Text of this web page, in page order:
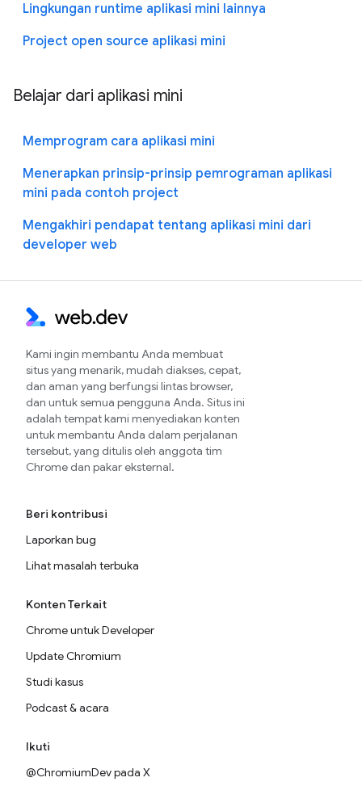
Lingkungan runtime aplikasi mini lainnya
Project open source aplikasi mini
Belajar dari aplikasi mini
Memprogram cara aplikasi mini
Menerapkan prinsip-prinsip pemrograman aplikasi
mini pada contoh project
Mengakhiri pendapat tentang aplikasi mini dari
developer web
Kami ingin membantu Anda membuat
situs yang menarik, mudah diakses, cepat,
dan aman yang berfungsi lintas browser,
dan untuk semua pengguna Anda. Situs ini
adalah tempat kami menyediakan konten
untuk membantu Anda dalam perjalanan
tersebut, yang ditulis oleh anggota tim
Chrome dan pakar eksternal.
Beri kontribusi
Laporkan bug
Lihat masalah terbuka
Konten Terkait
Chrome untuk Developer
Update Chromium
Studi kasus
Podcast & acara
Ikuti
@ChromiumDev pada X